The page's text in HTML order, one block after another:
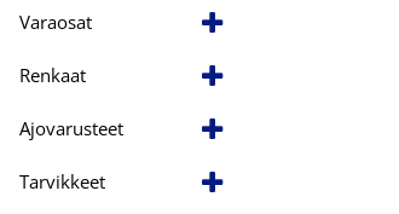
Varaosat
Renkaat
Ajovarusteet
Tarvikkeet